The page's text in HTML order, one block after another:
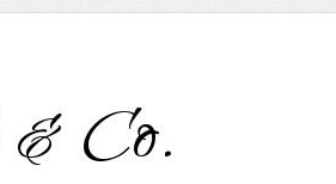
Co.